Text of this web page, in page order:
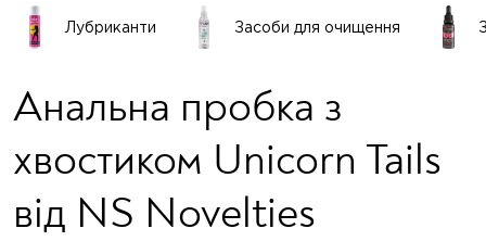
Лубриканти Засоби для очищення
Анальна пробка з
хвостиком Unicorn Tails
від NS Novelties